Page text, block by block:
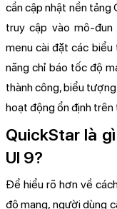
cần cập nhật nền tảng
truy cập vào mô-đun
menu cài đặt các
năng chỉ báo tốc độ
thành công, biểu
hoạt động ổn định trên
QuickStar là
UI 9?
Để hiểu rõ hơn về
độ mạng, người dùng